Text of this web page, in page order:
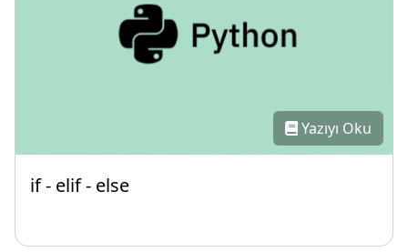
Yazıyı Oku
if - elif - else